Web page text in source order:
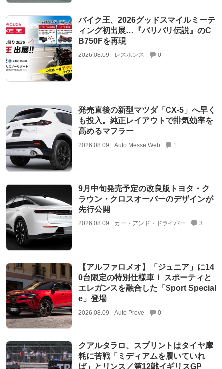
バイク王、2026グッドスマイルミーテ
ィング初出展…『バリバリ伝説』のC
B750Fを再現
2026.08.09 レスポンス 0
発売直後の新型マツダ「CX-5」へ早く
も投入。純正レイアウトで排気効率を
高めるマフラー
2026.08.09 Auto Messe Web 1
9月中旬発売予定の改良版トヨタ・ク
ラウン・クロスオーバーのデザインが
先行公開
2026.08.09 カー・アンド・ドライバー 3
【アルファロメオ】「ジュニア」に14
0台限定の特別仕様車！ スポーティと
エレガンスを融合した「Sport Special
e」登場
2026.08.09 Auto Prove 0
クアルタラロ、スプリントはタイヤ摩
耗に苦戦「ミディアムを履いていれ
ば」とリンス／第12戦イギリスGP